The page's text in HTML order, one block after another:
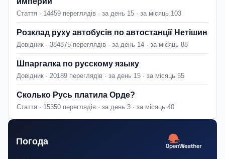
Стаття · 14459 переглядів · за день 15 · за місяць 103
Розклад руху автобусів по автостанції Нетішин
Довідник · 384875 переглядів · за день 14 · за місяць 88
Шпаргалка по русскому языку
Довідник · 20189 переглядів · за день 15 · за місяць 55
Сколько Русь платила Орде?
Стаття · 15350 переглядів · за день 3 · за місяць 40
Погода